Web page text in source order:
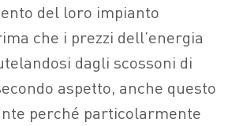
del loro impianto
che i prezzi dell’energia
dagli scossoni di
aspetto, anche questo
perché particolarmente